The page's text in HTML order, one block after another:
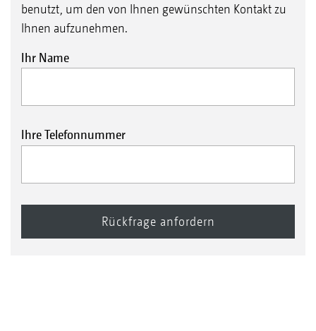
benutzt, um den von Ihnen gewünschten Kontakt zu
Ihnen aufzunehmen.
Ihr Name
Ihre Telefonnummer